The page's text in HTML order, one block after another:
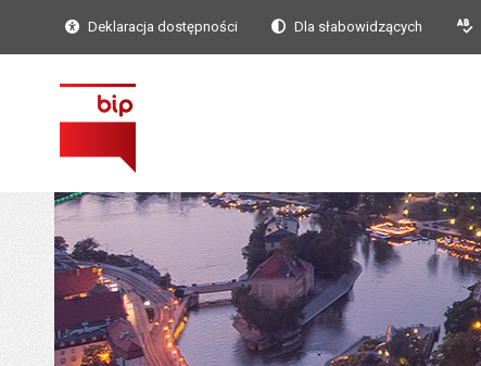
Deklaracja dostępności Dla słabowidzących